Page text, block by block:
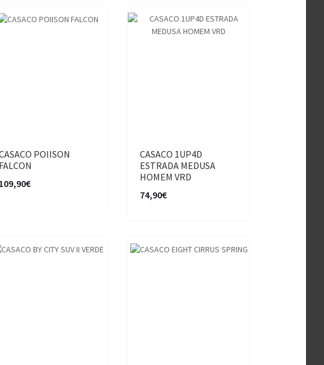
POIISON
FALCON
109,90€
CASACO 1UP4D
ESTRADA MEDUSA
HOMEM VRD
74,90€